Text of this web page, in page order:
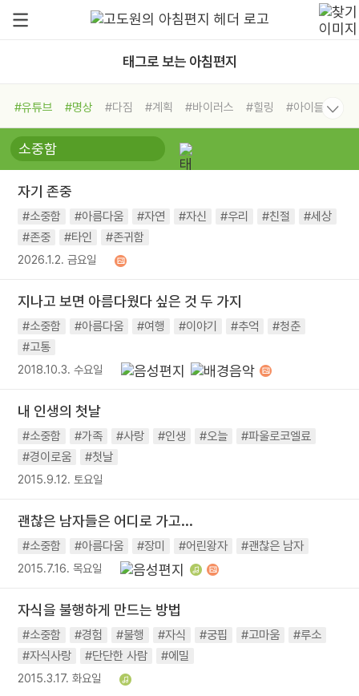
태그로 보는 아침편지
#유튜브 #명상 #다짐 #계획 #바이러스 #힐링
#아이들
#비전캠프
#독서캠프 #삶
#희망
#나눔 #친구 #링컨학교
#독서
#건강
자기 존중
#소중함 #아름다움 #자연 #자신 #우리 #친절
#세상
#존중
#타인 #존귀함
2026.1.2. 금요일
지나고 보면 아름다웠다 싶은 것 두 가지
#소중함 #아름다움 #여행 #이야기 #추억
#청춘
#고통
2018.10.3. 수요일
내 인생의 첫날
#소중함 #가족 #사랑 #인생 #오늘
#파울로코엘료
#경이로움
#첫날
2015.9.12. 토요일
괜찮은 남자들은 어디로 가고...
#소중함 #아름다움 #장미 #어린왕자 #괜찮은 남자
2015.7.16. 목요일
자식을 불행하게 만드는 방법
#소중함 #경험 #불행 #자식 #궁핍 #고마움
#루소
#자식사랑
#단단한 사람 #에밀
2015.3.17. 화요일